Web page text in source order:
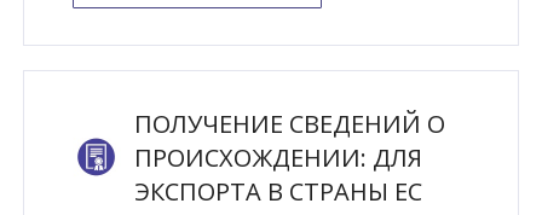
ПОЛУЧЕНИЕ СВЕДЕНИЙ О
ПРОИСХОЖДЕНИИ: ДЛЯ
ЭКСПОРТА В СТРАНЫ ЕС